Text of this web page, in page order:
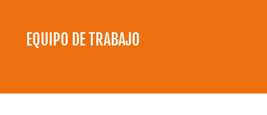
EQUIPO DE TRABAJO